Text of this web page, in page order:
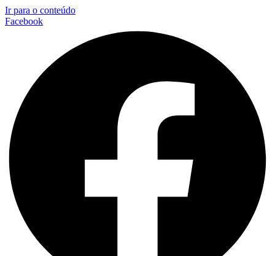
Ir para o conteúdo
Facebook